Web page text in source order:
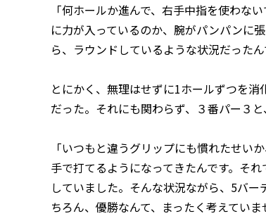
「何ホールか進んで、右手中指を使わな
に力が入っているのか、腕がパンパンに
ら、ラウンドしているような状況だったん
とにかく、無理はせずに1ホールずつを
だった。それにも関わらず、３番パー３
「いつもと違うグリップにも慣れたせい
手で打てるようになってきたんです。そ
していました。そんな状況ながら、5バ
ちろん、優勝なんて、まったく考えてい